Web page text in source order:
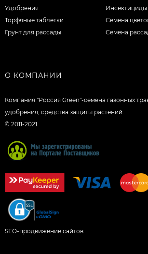
Удобрения
Торфяные таблетки
Грунт для рассады
Инсектициды
Семена
Семена
О КОМПАНИИ
Компания "Россия Green"-семена газонных
удобрения, средства защиты растений.
© 2011-2021
SEO-продвижение сайтов